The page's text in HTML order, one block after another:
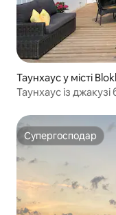
Таунхаус у місті
Таунхаус із
Супергосподар
Супергосподар